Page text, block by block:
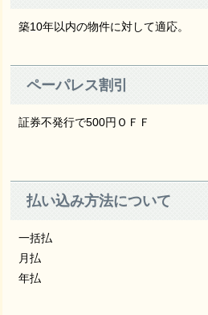
築10年以内の物件に対して適応。
ペーパレス割引
証券不発行で500円ＯＦＦ
払い込み方法について
一括払
月払
年払